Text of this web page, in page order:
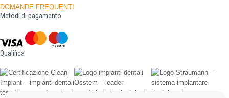
DOMANDE FREQUENTI
Metodi di pagamento
Qualifica